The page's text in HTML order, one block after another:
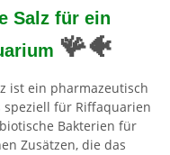
Salz für ein
🪸🐠
ist ein pharmazeutisch
speziell für Riffaquarien
Bakterien für
Zusätzen, die das